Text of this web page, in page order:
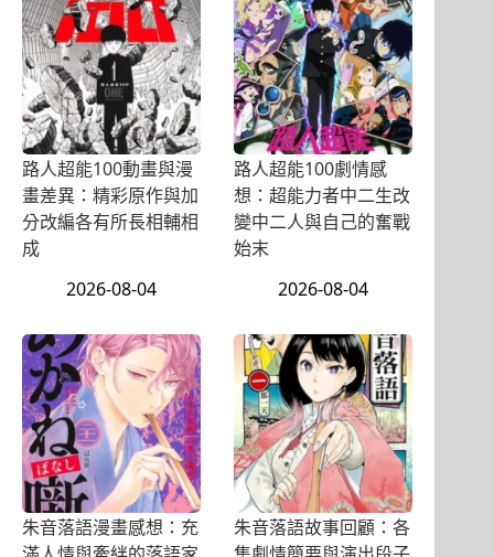
路人超能100動畫與漫
畫差異：精彩原作與加
分改編各有所長相輔相
成
2026-08-04
路人超能100劇情感
想：超能力者中二生改
變中二人與自己的奮戰
始末
2026-08-04
朱音落語漫畫感想：充
朱音落語故事回顧：各